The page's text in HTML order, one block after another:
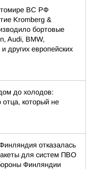
ВС РФ
Kromberg &
бортовые
Audi, BMW,
других европейских
до холодов:
отца, который не
отказалась
для систем ПВО
Финляндии